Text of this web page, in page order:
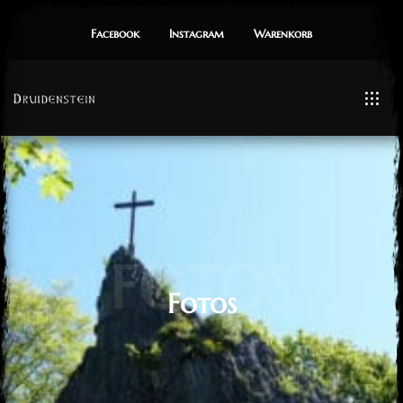
Facebook Instagram Warenkorb
FOTOS
Fotos